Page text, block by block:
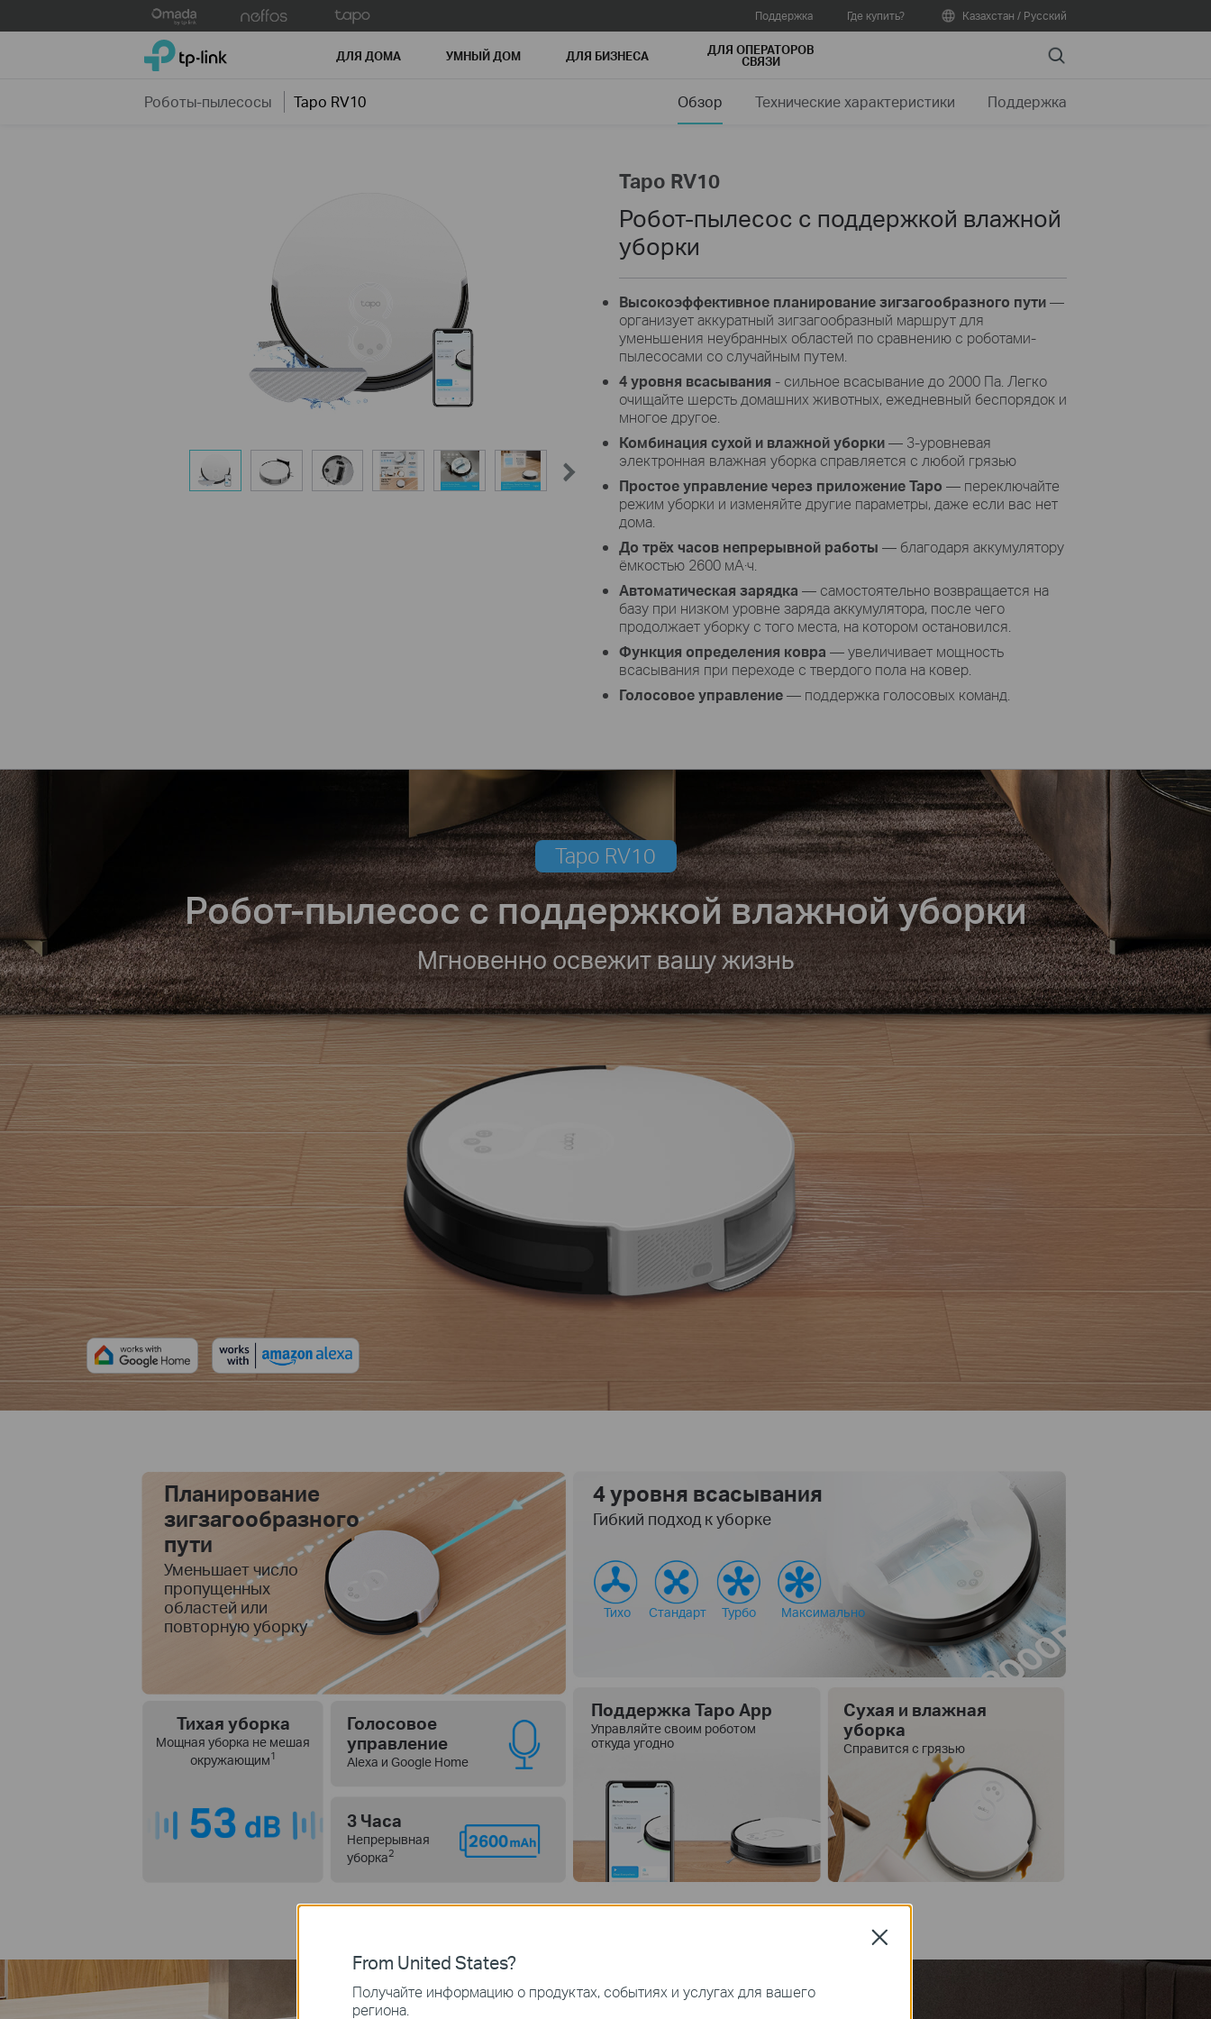
to
Поддержка Где купить? Казахстан / Русский
TP-Link, Reliably Smart ДЛЯ ДОМА УМНЫЙ ДОМ ДЛЯ БИЗНЕСА ДЛЯ ОПЕРАТОРОВ
СВЯЗИ Search
Роботы-пылесосы Tapo RV10 Обзор Технические характеристики Поддержка
Tapo RV10
Робот-пылесос с поддержкой влажной
уборки
Высокоэффективное планирование зигзагообразного пути—
организует аккуратный зигзагообразный маршрут для
уменьшения неубранных областей по сравнению с роботами-
пылесосами со случайным путем.
4 уровня всасывания - сильное всасывание до 2000 Па. Легко
очищайте шерсть домашних животных, ежедневный беспорядок и
многое другое.
Комбинация сухой и влажной уборки— 3-уровневая
электронная влажная уборка справляется с любой грязью
Простое управление через приложение Tapo — переключайте
режим уборки и изменяйте другие параметры, даже если вас нет
дома.
До трёх часов непрерывной работы — благодаря аккумулятору
ёмкостью 2600 мА·ч.
Автоматическая зарядка — самостоятельно возвращается на
базу при низком уровне заряда аккумулятора, после чего
продолжает уборку с того места, на котором остановился.
Функция определения ковра — увеличивает мощность
всасывания при переходе с твердого пола на ковер.
Голосовое управление— поддержка голосовых команд.
Tapo RV10
Робот-пылесос с поддержкой влажной уборки
Мгновенно освежит вашу жизнь
Планирование
зигзагообразного
пути
Уменьшает число
пропущенных
областей или
повторную уборку
4 уровня всасывания
Гибкий подход к уборке
Тихо Стандарт Турбо Максимально
Тихая уборка
Мощная уборка не мешая
окружающим1
Голосовое
управление
Alexa и Google Home
3 Часа
Непрерывная
уборка2
Поддержка Tapo App
Управляйте своим роботом
откуда угодно
Сухая и влажная
уборка
Справится с грязью
From United States?
Получайте информацию о продуктах, событиях и услугах для вашего
региона.
Close